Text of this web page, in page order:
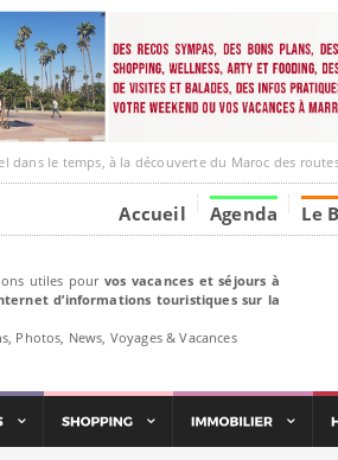
à la découverte du Maroc des routes caravanières
Accueil Agenda Le
utiles pour vos vacances et séjours à
d’informations touristiques sur la
Photos, News, Voyages & Vacances